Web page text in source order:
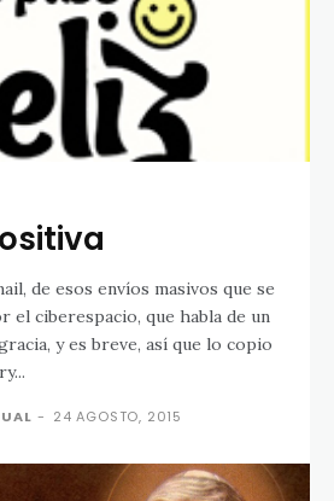
de esos envíos masivos que se
el ciberespacio, que habla de un
y es breve, así que lo copio
Jerry...
- 24 AGOSTO, 2015